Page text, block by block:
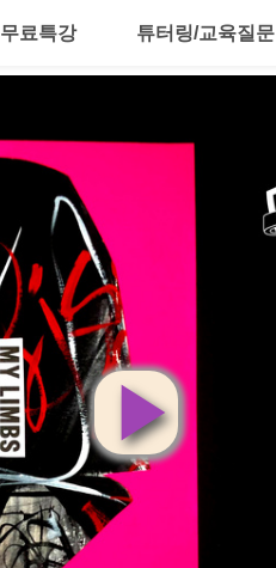
무료특강 튜터링/교육질문
영
상